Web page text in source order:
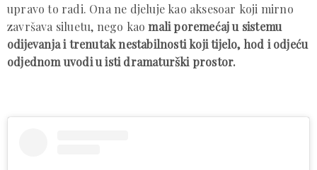
upravo to radi. Ona ne djeluje kao aksesoar koji mirno
završava siluetu, nego kaomali poremećaj u sistemu
odijevanja i trenutak nestabilnosti koji tijelo, hod i odjeću
odjednom uvodi u isti dramaturški prostor.